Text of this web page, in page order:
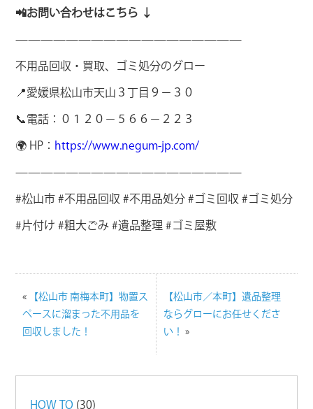
📲お問い合わせはこちら ↓
——————————————————
不用品回収・買取、ゴミ処分のグロー
📍愛媛県松山市天山３丁目９－３０
📞電話：０１２０－５６６－２２３
🌍 HP： https://www.negum-jp.com/
——————————————————
#松山市 #不用品回収 #不用品処分 #ゴミ回収 #ゴミ処分
#片付け #粗大ごみ #遺品整理 #ゴミ屋敷
«
【松山市 南梅本町】物置ス
ペースに溜まった不用品を
回収しました！
【松山市／本町】遺品整理
ならグローにお任せくださ
い！
»
HOW TO (30)